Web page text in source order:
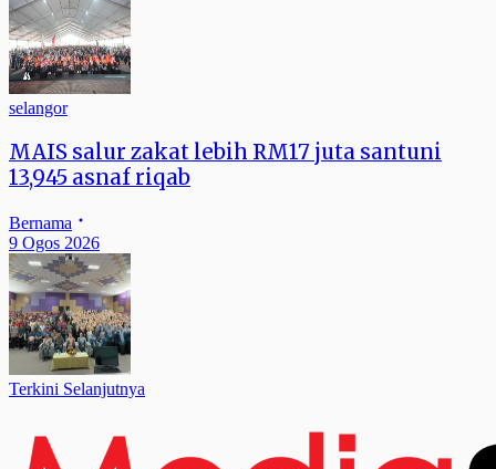
selangor
MAIS salur zakat lebih RM17 juta santuni
13,945 asnaf riqab
Bernama
9 Ogos 2026
Terkini Selanjutnya